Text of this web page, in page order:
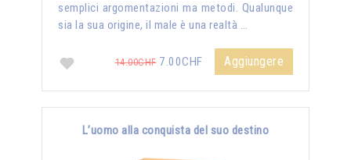
semplici argomentazioni ma metodi. Qualunque
sia la sua origine, il male è una realtà …
14.00CHF7.00CHF Aggiungere
L’uomo alla conquista del suo destino